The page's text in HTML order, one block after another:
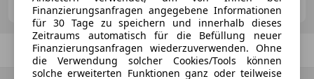
AT-5020 Salzburg
Zurück 1/1 Weiter
Finanzierungsanfragen angegebene Informationen
für 30 Tage zu speichern und innerhalb dieses
Zeitraums automatisch für die Befüllung neuer
Finanzierungsanfragen wiederzuverwenden. Ohne
die Verwendung solcher Cookies/Tools können
solche erweiterten Funktionen ganz oder teilweise